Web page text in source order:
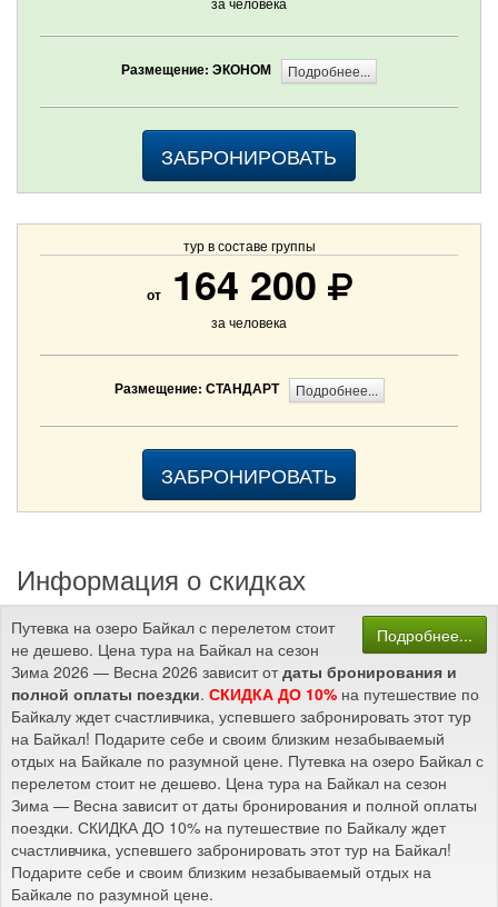
Размещение: ЭКОНОМ Подробнее...
ЗАБРОНИРОВАТЬ
тур в составе группы
от164 200
за человека
Размещение: СТАНДАРТ Подробнее...
ЗАБРОНИРОВАТЬ
Информация о скидках
Подробнее...
Путевка на озеро Байкал с перелетом стоит
не дешево. Цена тура на Байкал на сезон
Зима 2026 — Весна 2026 зависит отдаты бронирования и
полной оплаты поездки. СКИДКА ДО 10% на путешествие по
Байкалу ждет счастливчика, успевшего забронировать этот тур
на Байкал! Подарите себе и своим близким незабываемый
отдых на Байкале по разумной цене. Путевка на озеро Байкал с
перелетом стоит не дешево. Цена тура на Байкал на сезон
Зима — Весна зависит от даты бронирования и полной оплаты
поездки. СКИДКА ДО 10% на путешествие по Байкалу ждет
счастливчика, успевшего забронировать этот тур на Байкал!
Подарите себе и своим близким незабываемый отдых на
Байкале по разумной цене.